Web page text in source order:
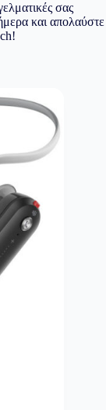
σας
και απολαύστε